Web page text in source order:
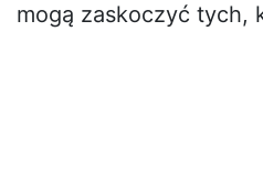
mogą zaskoczyć tych,